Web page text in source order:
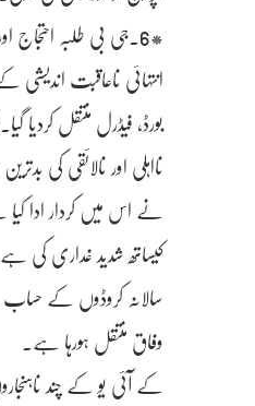
*6.جی بی طلبہ احتجاج اور ناعاقبت اندیشی*
انتہائی ناعاقبت
بورڈ، فیڈرل منتقل کردیا
نااہلی اور نالائقی کی
نے اس میں کردار ادا
کیساتھ شدید غداری کی
سالانہ کروڈوں کے
وفاق منتقل ہورہا ہے.
کے آئی یو کے چند